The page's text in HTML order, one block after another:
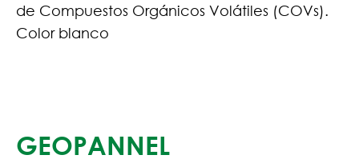
de Compuestos Orgánicos Volátiles (COVs).
Color blanco
GEOPANNEL